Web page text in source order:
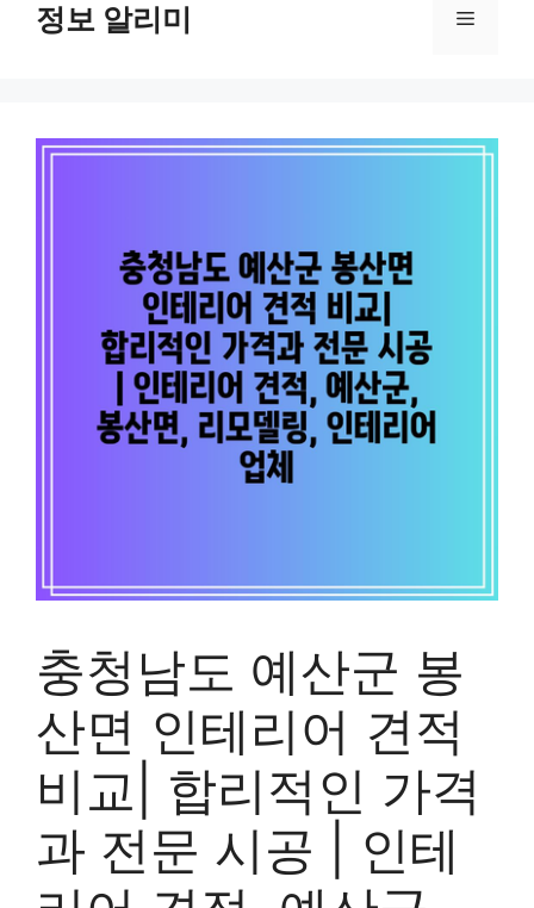
content정보 알리미 Menu
충청남도 예산군 봉
산면 인테리어 견적
비교| 합리적인 가격
과 전문 시공 | 인테